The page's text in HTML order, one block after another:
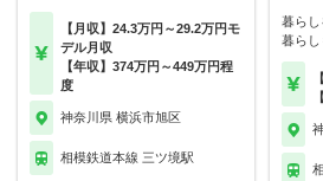
【月収】24.3万円～29.2万円モ
デル月収
【年収】374万円～449万円程
度
神奈川県 横浜市旭区
相模鉄道本線 三ツ境駅
暮ら
暮ら